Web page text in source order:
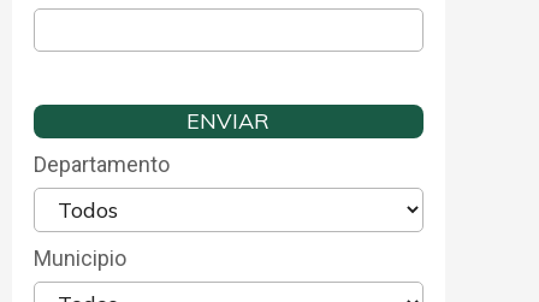
Departamento
Municipio